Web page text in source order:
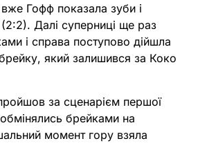
Гофф показала зуби і
Далі суперниці ще раз
і справа поступово дійшла
який залишився за Коко
за сценарієм першої
обмінялись брейками на
момент гору взяла